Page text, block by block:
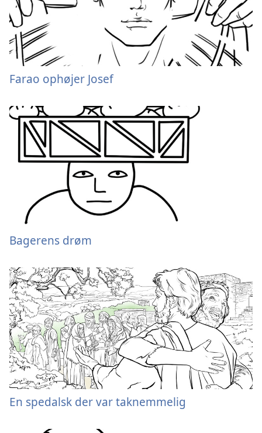
Farao ophøjer Josef
Bagerens drøm
En spedalsk der var taknemmelig